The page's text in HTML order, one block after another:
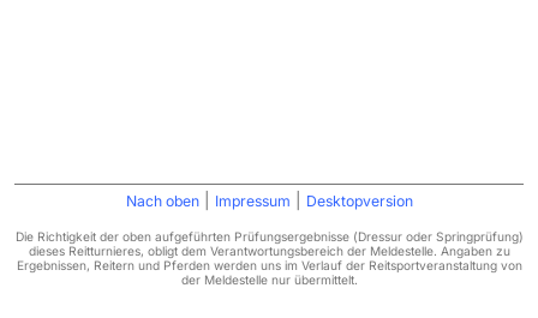
Nach oben Impressum Desktopversion
Die Richtigkeit der oben aufgeführten Prüfungsergebnisse (Dressur oder Springprüfung)
dieses Reitturnieres, obligt dem Verantwortungsbereich der Meldestelle. Angaben zu
Ergebnissen, Reitern und Pferden werden uns im Verlauf der Reitsportveranstaltung von
der Meldestelle nur übermittelt.